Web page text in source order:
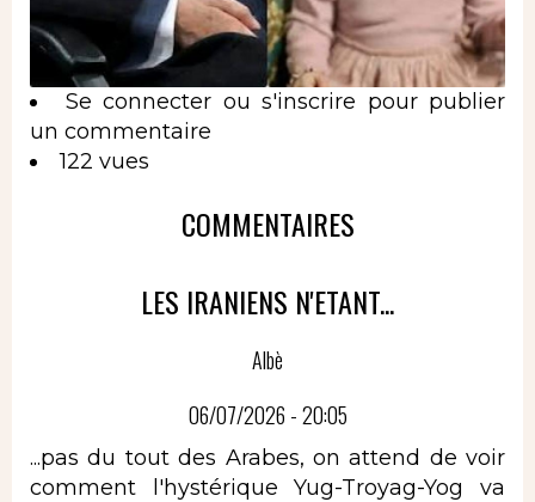
Se connecter ou s'inscrire pour publier
un commentaire
122 vues
COMMENTAIRES
LES IRANIENS N'ETANT...
Albè
06/07/2026 - 20:05
...pas du tout des Arabes, on attend de voir
comment l'hystérique Yug-Troyag-Yog va